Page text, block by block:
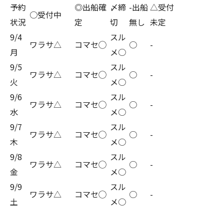
予約
状況
○受付中
◎出船確
定
〆締
切
-出船
無し
△受付
未定
9/4
月
ワラサ△ コマセ◯
スル
メ○
○
-
9/5
火
ワラサ△ コマセ◯
スル
メ○
○
-
9/6
水
ワラサ△ コマセ◯
スル
メ○
○
-
9/7
木
ワラサ△ コマセ◯
スル
メ○
○
-
9/8
金
ワラサ△ コマセ◯
スル
メ○
○
-
9/9
土
ワラサ△ コマセ◯
スル
メ○
○
-